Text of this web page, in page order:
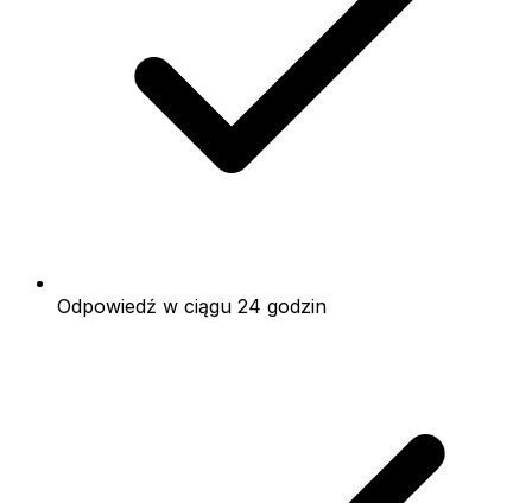
Odpowiedź w ciągu 24 godzin